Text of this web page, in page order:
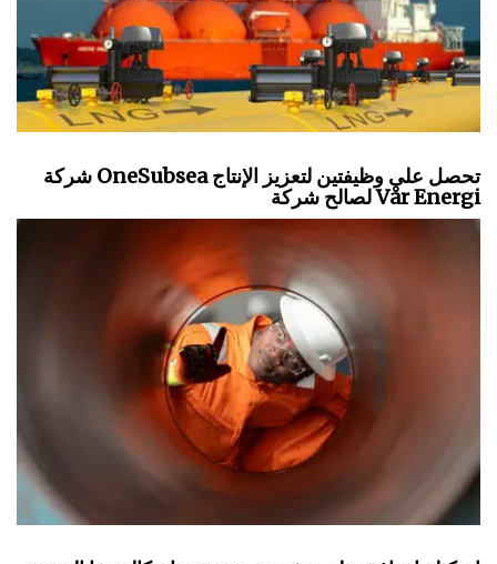
شركة OneSubsea تحصل على وظيفتين لتعزيز الإنتاج
لصالح شركة Vår Energi